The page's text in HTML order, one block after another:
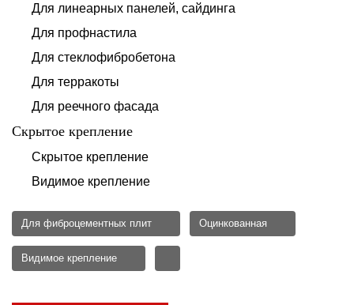
Для линеарных панелей, сайдинга
Для профнастила
Для стеклофибробетона
Для терракоты
Для реечного фасада
Скрытое крепление
Скрытое крепление
Видимое крепление
Для фиброцементных плит Оцинкованная
Видимое крепление